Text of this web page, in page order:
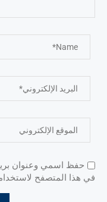
حفظ اسمي وعنوان
في هذا المتصفح